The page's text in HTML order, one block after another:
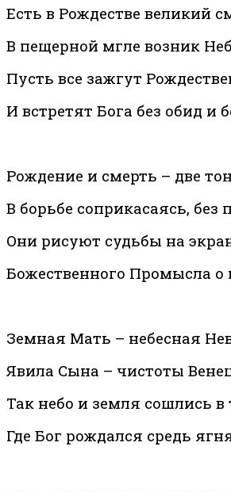
Есть в Рождестве великий
В пещерной мгле возник
Пусть все зажгут
И встретят Бога без обид и
Рождение и смерть – две
В борьбе соприкасаясь, без
Они рисуют судьбы на
Божественного Промысла о
Земная Мать – небесная
Явила Сына – чистоты
Так небо и земля сошлись в
Где Бог рождался средь